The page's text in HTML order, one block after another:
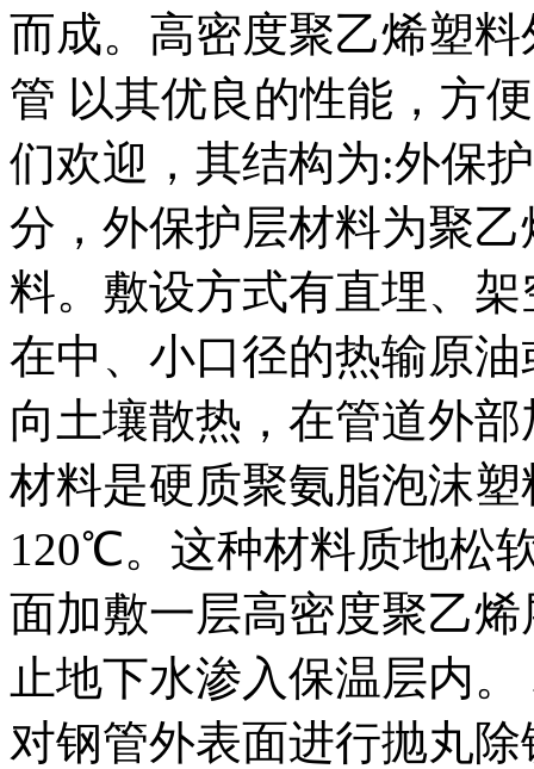
而成。高密度聚乙烯塑
管 以其优良的性能，方
们欢迎，其结构为:外保
分，外保护层材料为聚
料。敷设方式有直埋、
在中、小口径的热输原
向土壤散热，在管道外
材料是硬质聚氨脂泡沫
120℃。这种材料质地松
面加敷一层高密度聚乙
止地下水渗入保温层内
对钢管外表面进行抛丸